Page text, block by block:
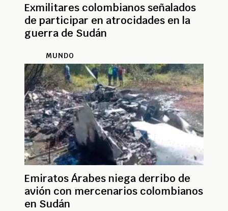
Exmilitares colombianos señalados
de participar en atrocidades en la
guerra de Sudán
MUNDO
Emiratos Árabes niega derribo de
avión con mercenarios colombianos
en Sudán